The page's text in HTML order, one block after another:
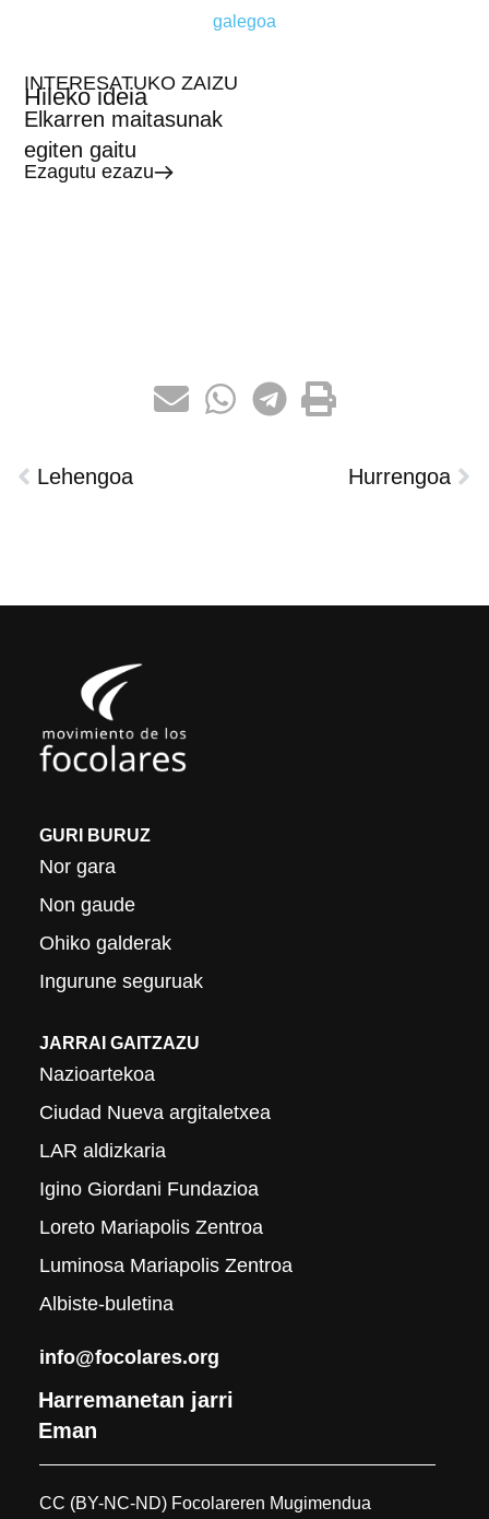
galegoa
INTERESATUKO ZAIZU
Hileko ideia
Elkarren maitasunak
egiten gaitu
Ezagutu ezazu
Lehengoa Hurrengoa
GURI BURUZ
Nor gara
Non gaude
Ohiko galderak
Ingurune seguruak
JARRAI GAITZAZU
Nazioartekoa
Ciudad Nueva argitaletxea
LAR aldizkaria
Igino Giordani Fundazioa
Loreto Mariapolis Zentroa
Luminosa Mariapolis Zentroa
Albiste-buletina
info@focolares.org
Harremanetan jarri
Eman
CC (BY-NC-ND) Focolareren Mugimendua